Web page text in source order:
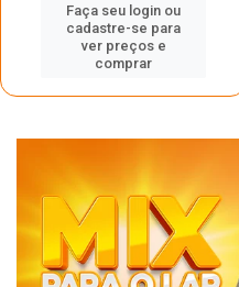
Faça seu login ou
cadastre-se para
ver preços e
comprar